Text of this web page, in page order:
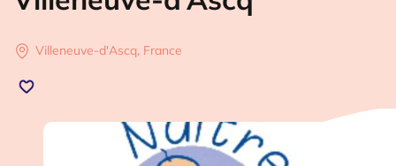
Villeneuve-d'Ascq, France